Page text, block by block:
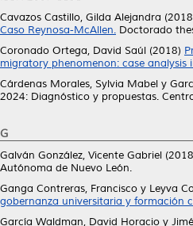
Cavazos Castillo, Gilda Alejandra
Caso Reynosa-McAllen. Doctorado
Coronado Ortega, David Saúl (2018)
migratory phenomenon: case analysis
Cárdenas Morales, Sylvia Mabel y
2024: Diagnóstico y propuestas.
G
Galván González, Vicente Gabriel
Autónoma de Nuevo León.
Ganga Contreras, Francisco y Leyva
gobernanza universitaria y formación
García Waldman, David Horacio y